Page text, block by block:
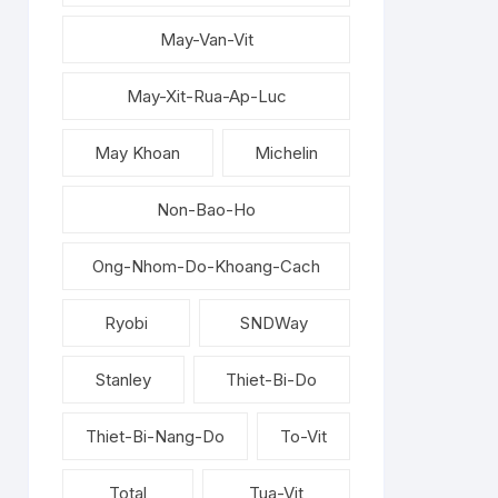
May-Van-Vit
May-Xit-Rua-Ap-Luc
May Khoan Michelin
Non-Bao-Ho
Ong-Nhom-Do-Khoang-Cach
Ryobi SNDWay
Stanley Thiet-Bi-Do
Thiet-Bi-Nang-Do To-Vit
Total Tua-Vit